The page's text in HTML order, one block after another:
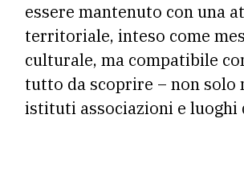
essere mantenuto con una
territoriale, inteso come
culturale, ma compatibile
tutto da scoprire – non
istituti associazioni e luoghi